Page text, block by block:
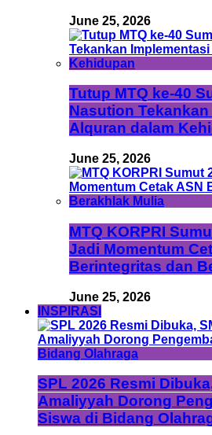
June 25, 2026
Tutup MTQ ke-40
Nasution
Alquran dalam
June 25, 2026
MTQ KORPRI
Jadi Momentum
Berintegritas dan
June 25, 2026
INSPIRASI
SPL 2026 Resmi
Amaliyyah Dorong
Siswa di Bidang